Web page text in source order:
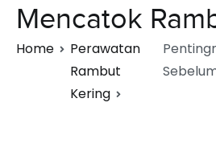
Mencatok
Home
Perawatan
Rambut
Kering